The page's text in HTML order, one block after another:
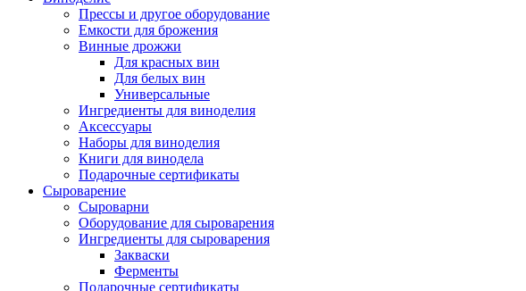
Прессы и другое оборудование
Емкости для брожения
Винные дрожжи
Для красных вин
Для белых вин
Универсальные
Ингредиенты для виноделия
Аксессуары
Наборы для виноделия
Книги для винодела
Подарочные сертификаты
Сыроварение
Сыроварни
Оборудование для сыроварения
Ингредиенты для сыроварения
Закваски
Ферменты
Подарочные сертификаты